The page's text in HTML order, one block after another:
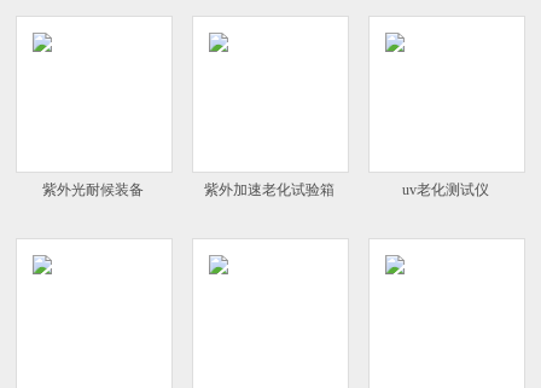
紫外光耐候装备 紫外加速老化试验箱 uv老化测试仪